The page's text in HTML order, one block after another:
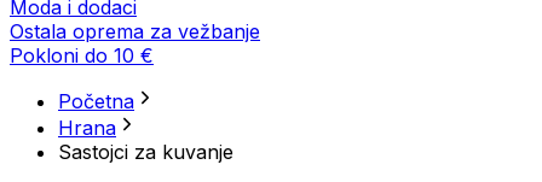
Moda i dodaci
Ostala oprema za vežbanje
Pokloni do 10 €
Početna
Hrana
Sastojci za kuvanje